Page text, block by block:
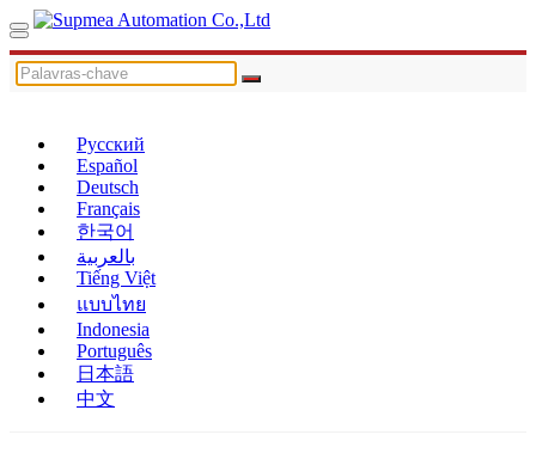
Русский
Español
Deutsch
Français
한국어
بالعربية
Tiếng Việt
แบบไทย
Indonesia
Português
日本語
中文